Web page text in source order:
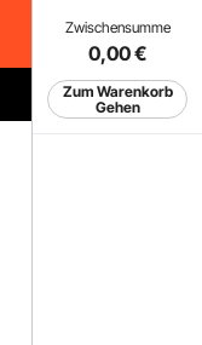
Zwischensumme
0,00€
Zum Warenkorb
Gehen